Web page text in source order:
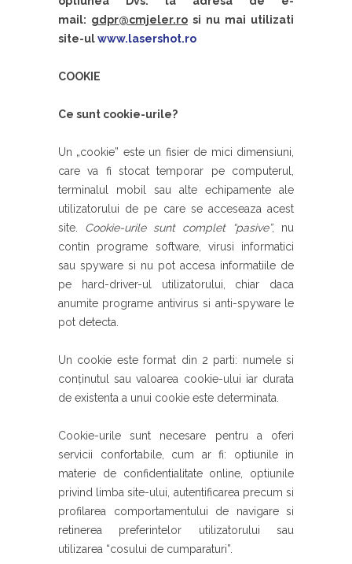
mail: gdpr@cmjeler.ro si nu mai utilizati
site-ulwww.lasershot.ro
COOKIE
Ce sunt cookie-urile?
Un „cookie” este un fisier de mici dimensiuni,
care va fi stocat temporar pe computerul,
terminalul mobil sau alte echipamente ale
utilizatorului de pe care se acceseaza acest
site. Cookie-urile sunt complet “pasive”, nu
contin programe software, virusi informatici
sau spyware si nu pot accesa informatiile de
pe hard-driver-ul utilizatorului, chiar daca
anumite programe antivirus si anti-spyware le
pot detecta.
Un cookie este format din 2 parti: numele si
conținutul sau valoarea cookie-ului iar durata
de existenta a unui cookie este determinata.
Cookie-urile sunt necesare pentru a oferi
servicii confortabile, cum ar fi: optiunile in
materie de confidentialitate online, optiunile
privind limba site-ului, autentificarea precum si
profilarea comportamentului de navigare si
retinerea preferintelor utilizatorului sau
utilizarea “cosului de cumparaturi”.